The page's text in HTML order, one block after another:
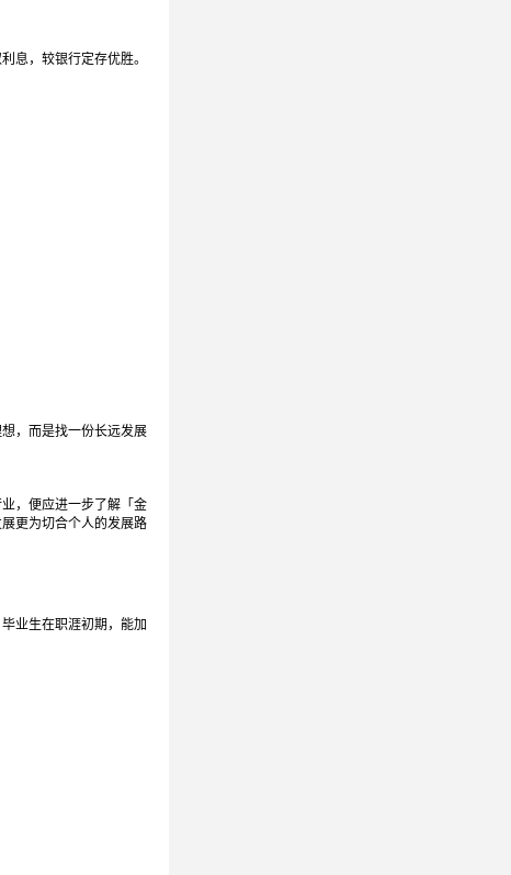
息，较银行定存优胜。
，而是找一份长远发展
，便应进一步了解「金
更为切合个人的发展路
业生在职涯初期，能加